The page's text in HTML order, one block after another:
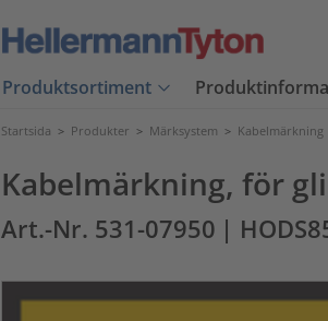
Produktsortiment
Startsida > Produkter > Märksystem > Kabelmärkning
Kabelmärkning, för
Art.-Nr. 531-07950 |